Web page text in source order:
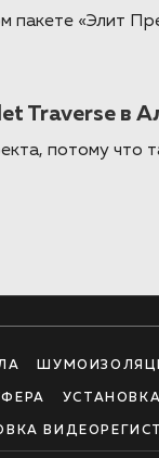
пакете «Элит
Traverse в
потому что